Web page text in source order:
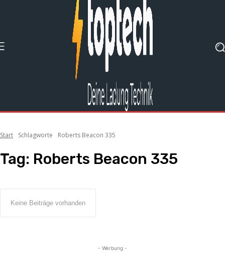
Start Schlagworte Roberts Beacon 335
Tag: Roberts Beacon 335
Keine Beiträge vorhanden
- Werbung -